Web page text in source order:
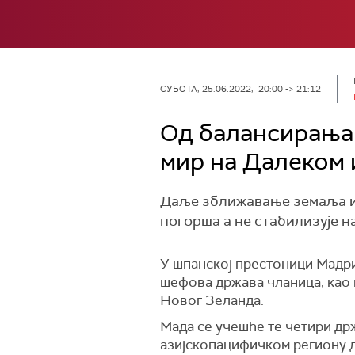
СУБОТА, 25.06.2022, 20:00 -> 21:12
Од
мир на Далеком
Даље зближавање земаља
погорша а не стабилизује
У шпанској престоници
шефова држава чланица, као
Новог Зеланда.
Мада се учешће те четири
азијскопацифичком региону